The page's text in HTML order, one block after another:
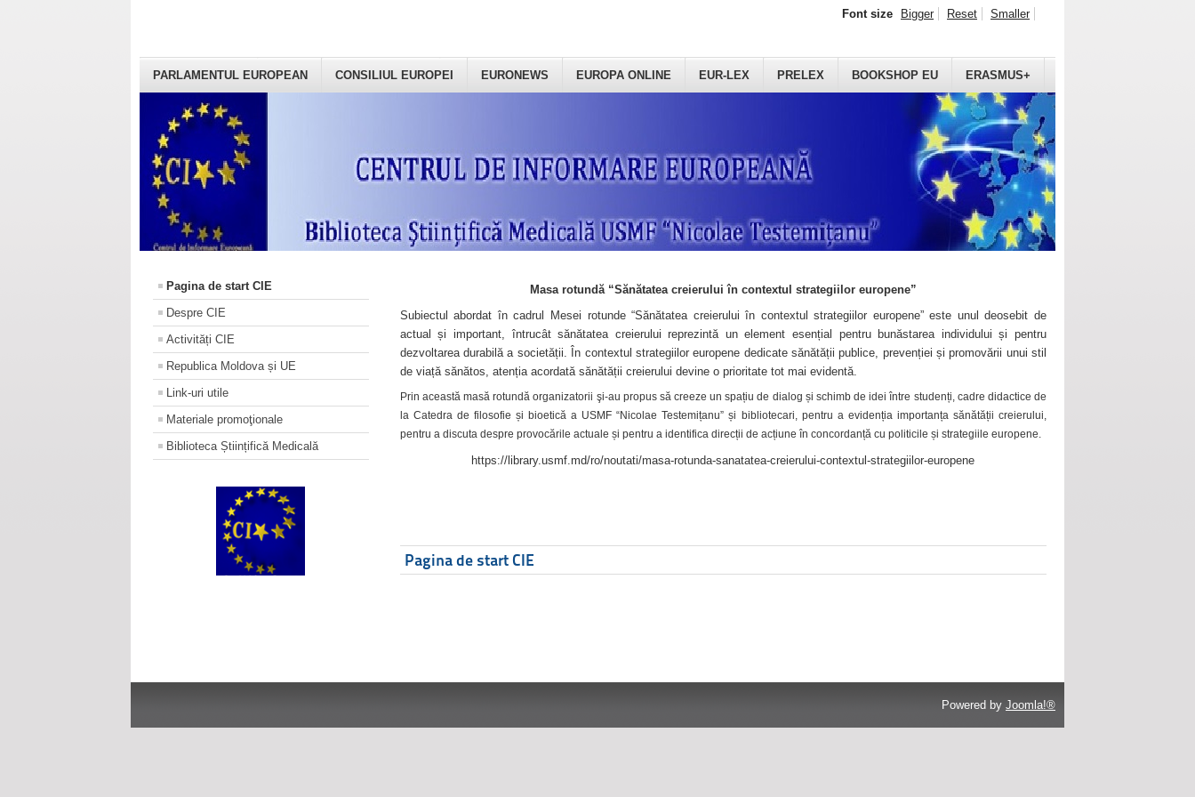
PARLAMENTUL EUROPEAN CONSILIUL EUROPEI EURONEWS EUROPA ONLINE EUR-LEX PRELEX BOOKSHOP EU ERASMUS+
Font size Bigger Reset Smaller
Pagina de start CIE
Despre CIE
Activități CIE
Republica Moldova și UE
Link-uri utile
Materiale promoţionale
Biblioteca Științifică Medicală
Masa rotundă “Sănătatea creierului în contextul strategiilor europene”
Subiectul abordat în cadrul Mesei rotunde “Sănătatea creierului în contextul strategiilor europene” este unul deosebit de
actual și important, întrucât sănătatea creierului reprezintă un element esențial pentru bunăstarea individului și pentru
dezvoltarea durabilă a societății. În contextul strategiilor europene dedicate sănătății publice, prevenției și promovării unui stil
de viață sănătos, atenția acordată sănătății creierului devine o prioritate tot mai evidentă.
Prin această masă rotundă organizatorii şi-au propus să creeze un spațiu de dialog și schimb de idei între studenți, cadre didactice de
la Catedra de filosofie și bioetică a USMF “Nicolae Testemițanu” și bibliotecari, pentru a evidenția importanța sănătății creierului,
pentru a discuta despre provocările actuale și pentru a identifica direcții de acțiune în concordanță cu politicile și strategiile europene.
https://library.usmf.md/ro/noutati/masa-rotunda-sanatatea-creierului-contextul-strategiilor-europene
Pagina de start CIE
Powered by Joomla!®